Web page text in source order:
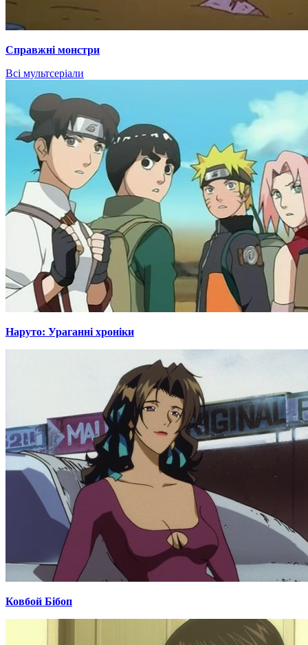
Справжні монстри
Всі мультсеріали
Наруто: Ураганні хроніки
Ковбой Бібоп